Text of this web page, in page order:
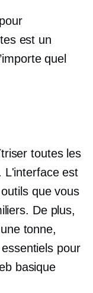
est un
quel
toutes les
L'interface est
que vous
De plus,
tonne,
pour
basique